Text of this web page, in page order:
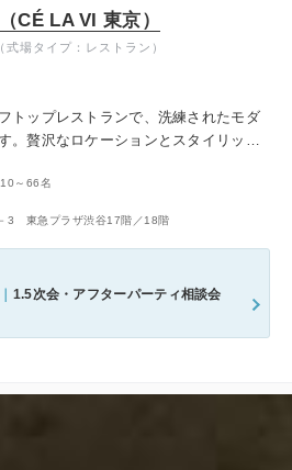
CÉ LA VI 東京）
トップレストランで、洗練されたモダ
。贅沢なロケーションとスタイリッシ
しめます。
（式場タイプ：レストラン）
10～66名
3 東急プラザ渋谷17階／18階
1.5次会・アフターパーティ相談会